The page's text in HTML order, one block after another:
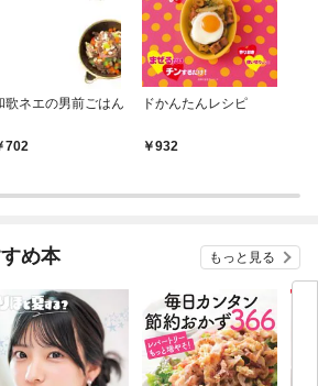
歌ネエの男前ごはん
702
ドかんたんレシピ
932
め本 もっと見る